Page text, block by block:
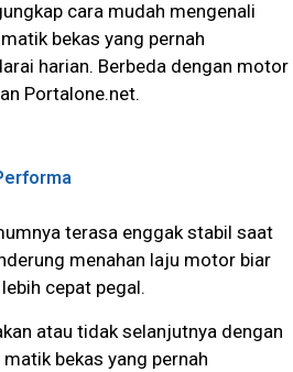
cara mudah mengenali
bekas yang pernah
harian. Berbeda dengan motor
Portalone.net.
terasa enggak stabil saat
menahan laju motor biar
cepat pegal.
atau tidak selanjutnya dengan
bekas yang pernah